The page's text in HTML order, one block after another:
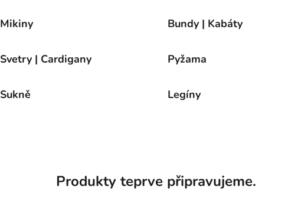
Mikiny Bundy | Kabáty
Svetry | Cardigany Pyžama
Sukně Legíny
Produkty teprve připravujeme.